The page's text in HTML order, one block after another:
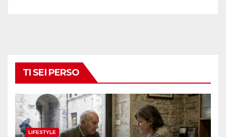
TI SEI PERSO
LIFESTYLE